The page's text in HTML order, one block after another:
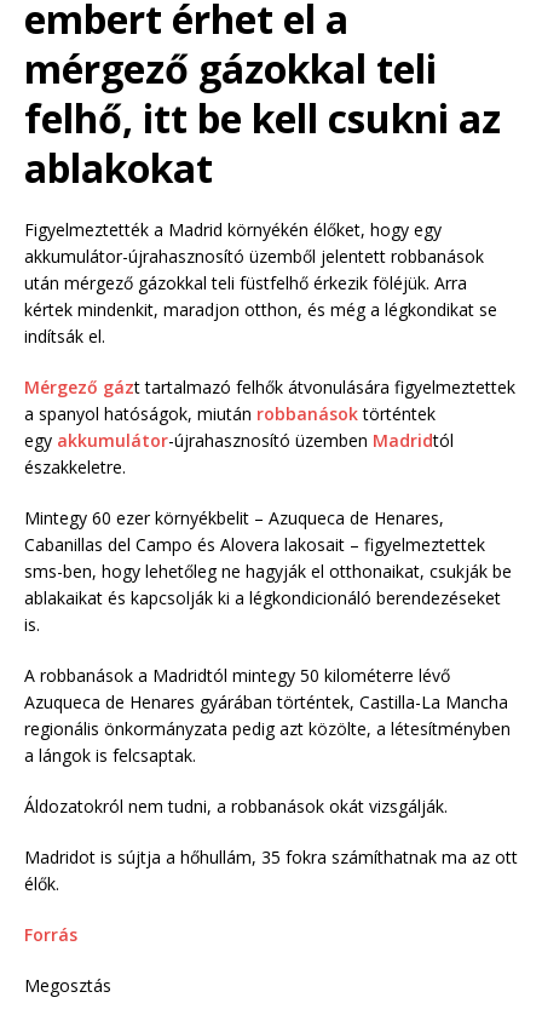
embert érhet el a
mérgező gázokkal teli
felhő, itt be kell csukni az
ablakokat
Figyelmeztették a Madrid környékén élőket, hogy egy
akkumulátor-újrahasznosító üzemből jelentett robbanások
után mérgező gázokkal teli füstfelhő érkezik föléjük. Arra
kértek mindenkit, maradjon otthon, és még a légkondikat se
indítsák el.
Mérgező gázt tartalmazó felhők átvonulására figyelmeztettek
a spanyol hatóságok, miután robbanásoktörténtek
egy akkumulátor-újrahasznosító üzemben Madridtól
északkeletre.
Mintegy 60 ezer környékbelit – Azuqueca de Henares,
Cabanillas del Campo és Alovera lakosait – figyelmeztettek
sms-ben, hogy lehetőleg ne hagyják el otthonaikat, csukják be
ablakaikat és kapcsolják ki a légkondicionáló berendezéseket
is.
A robbanások a Madridtól mintegy 50 kilométerre lévő
Azuqueca de Henares gyárában történtek, Castilla-La Mancha
regionális önkormányzata pedig azt közölte, a létesítményben
a lángok is felcsaptak.
Áldozatokról nem tudni, a robbanások okát vizsgálják.
Madridot is sújtja a hőhullám, 35 fokra számíthatnak ma az ott
élők.
Forrás
Megosztás